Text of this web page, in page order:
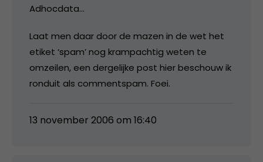
Adhocdata…
Laat men daar door de mazen in de wet het
etiket ‘spam’ nog krampachtig weten te
omzeilen, een dergelijke post hier beschouw ik
ronduit als commentspam. Foei.
13 november 2006 om 16:40